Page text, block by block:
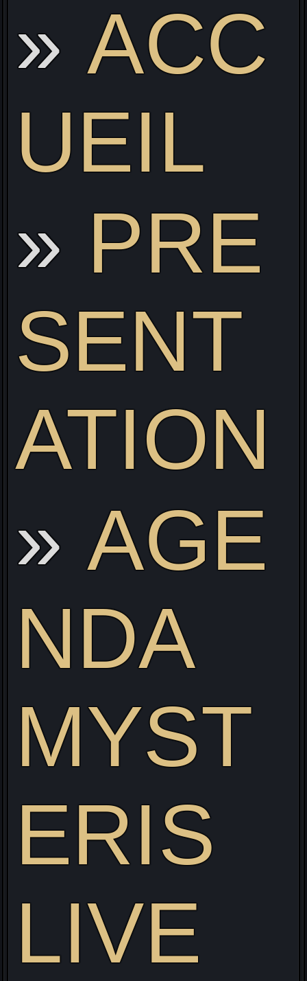
Li
ve
Visitez mon site web pour découvrir mon projet Live
alliant Gaming/Streaming/Cosplay !
ACC
UEIL
PRE
SENT
ATION
AGE
NDA
MYST
ERIS
LIVE